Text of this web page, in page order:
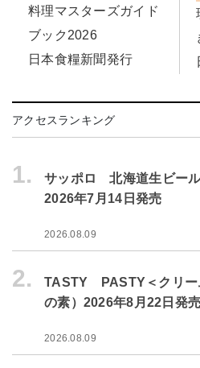
料理マスターズガイド
ブック2026
日本食糧新聞発行
アクセスランキング
1.
サッポロ 北海道生ビール
2026年7月14日発売
2026.08.09
2.
TASTY PASTY＜クリー
の素）2026年8月22日発売
2026.08.09